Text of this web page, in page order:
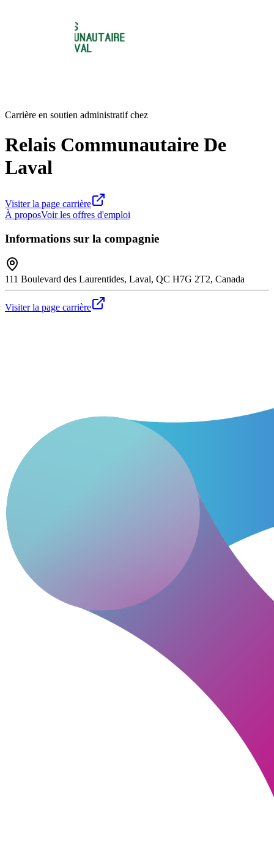
Carrière en soutien administratif chez
Relais Communautaire De
Laval
Visiter la page carrière
À proposVoir les offres d'emploi
Informations sur la compagnie
111 Boulevard des Laurentides, Laval, QC H7G 2T2, Canada
Visiter la page carrière